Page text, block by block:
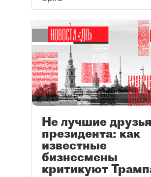
привычна, а вот в России
приживается с трудом.
Не лучшие друзья
президента: как
известные
бизнесмены
критикуют